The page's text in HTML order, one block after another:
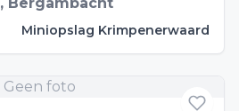
Miniopslag Krimpenerwaard
Geen foto